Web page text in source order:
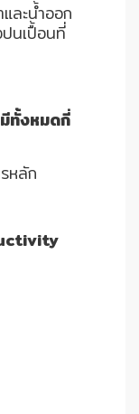
ละน้ำออก
ปนเปื้อนที่
ทั้งหมดกี่
หลัก